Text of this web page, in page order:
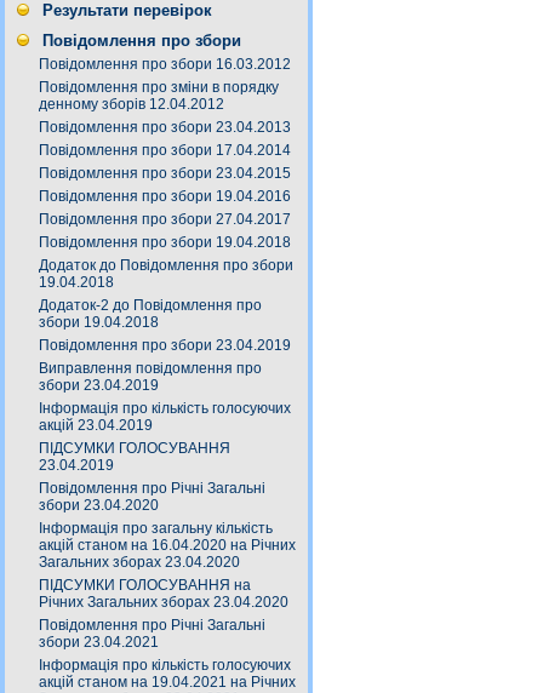
Результати перевірок
Повідомлення про збори
Повідомлення про збори 16.03.2012
Повідомлення про зміни в порядку
денному зборів 12.04.2012
Повідомлення про збори 23.04.2013
Повідомлення про збори 17.04.2014
Повідомлення про збори 23.04.2015
Повідомлення про збори 19.04.2016
Повідомлення про збори 27.04.2017
Повідомлення про збори 19.04.2018
Додаток до Повідомлення про збори
19.04.2018
Додаток-2 до Повідомлення про
збори 19.04.2018
Повідомлення про збори 23.04.2019
Виправлення повідомлення про
збори 23.04.2019
Інформація про кількість голосуючих
акцій 23.04.2019
ПІДСУМКИ ГОЛОСУВАННЯ
23.04.2019
Повідомлення про Річні Загальні
збори 23.04.2020
Інформація про загальну кількість
акцій станом на 16.04.2020 на Річних
Загальних зборах 23.04.2020
ПІДСУМКИ ГОЛОСУВАННЯ на
Річних Загальних зборах 23.04.2020
Повідомлення про Річні Загальні
збори 23.04.2021
Інформація про кількість голосуючих
акцій станом на 19.04.2021 на Річних